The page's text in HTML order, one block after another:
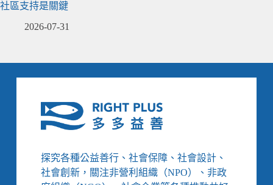
社區支持是關鍵
2026-07-31
探究各種公益善行、社會保障、社會設計、
社會創新，關注非營利組織（NPO）、非政